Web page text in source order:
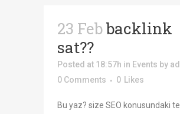
23 Febbacklink
sat??
Posted at 18:57h in Events by
0 Comments
0 Likes
Bu yaz? size SEO konusundaki